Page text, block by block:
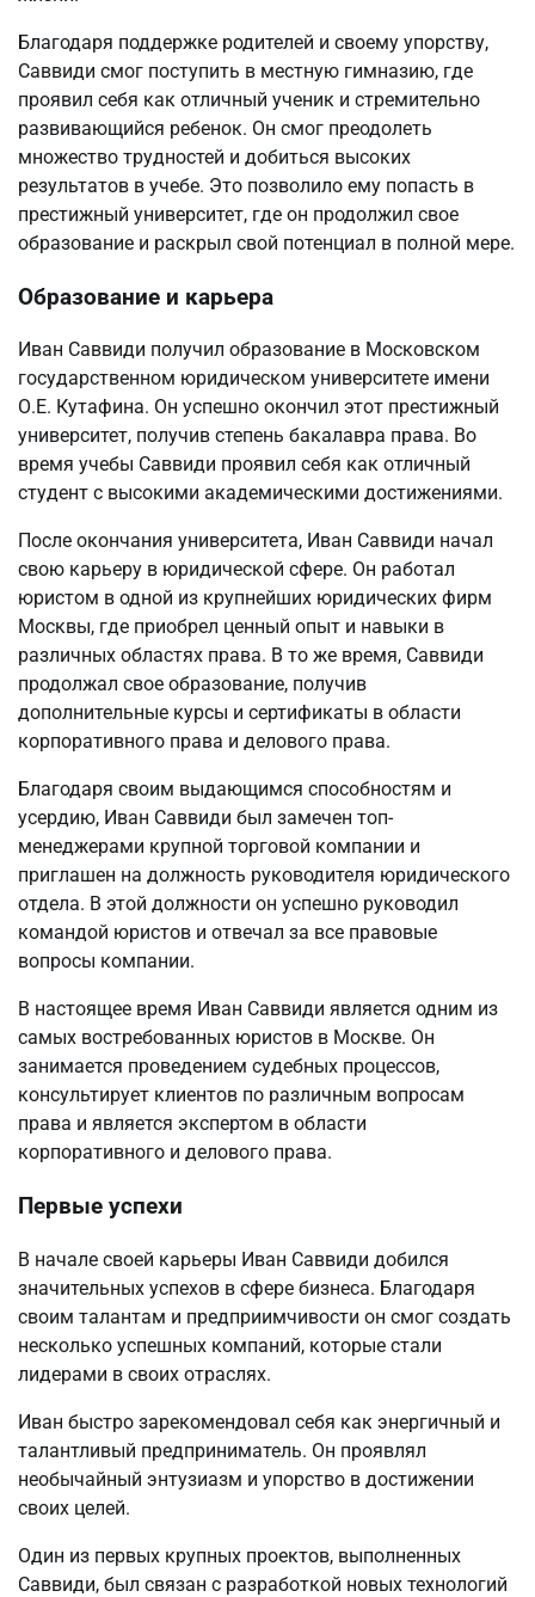
Благодаря поддержке родителей и своему упорству,
Саввиди смог поступить в местную гимназию, где
проявил себя как отличный ученик и стремительно
развивающийся ребенок. Он смог преодолеть
множество трудностей и добиться высоких
результатов в учебе. Это позволило ему попасть в
престижный университет, где он продолжил свое
образование и раскрыл свой потенциал в полной мере.
Образование и карьера
Иван Саввиди получил образование в Московском
государственном юридическом университете имени
О.Е. Кутафина. Он успешно окончил этот престижный
университет, получив степень бакалавра права. Во
время учебы Саввиди проявил себя как отличный
студент с высокими академическими достижениями.
После окончания университета, Иван Саввиди начал
свою карьеру в юридической сфере. Он работал
юристом в одной из крупнейших юридических фирм
Москвы, где приобрел ценный опыт и навыки в
различных областях права. В то же время, Саввиди
продолжал свое образование, получив
дополнительные курсы и сертификаты в области
корпоративного права и делового права.
Благодаря своим выдающимся способностям и
усердию, Иван Саввиди был замечен топ-
менеджерами крупной торговой компании и
приглашен на должность руководителя юридического
отдела. В этой должности он успешно руководил
командой юристов и отвечал за все правовые
вопросы компании.
В настоящее время Иван Саввиди является одним из
самых востребованных юристов в Москве. Он
занимается проведением судебных процессов,
консультирует клиентов по различным вопросам
права и является экспертом в области
корпоративного и делового права.
Первые успехи
В начале своей карьеры Иван Саввиди добился
значительных успехов в сфере бизнеса. Благодаря
своим талантам и предприимчивости он смог создать
несколько успешных компаний, которые стали
лидерами в своих отраслях.
Иван быстро зарекомендовал себя как энергичный и
талантливый предприниматель. Он проявлял
необычайный энтузиазм и упорство в достижении
своих целей.
Один из первых крупных проектов, выполненных
Саввиди, был связан с разработкой новых технологий